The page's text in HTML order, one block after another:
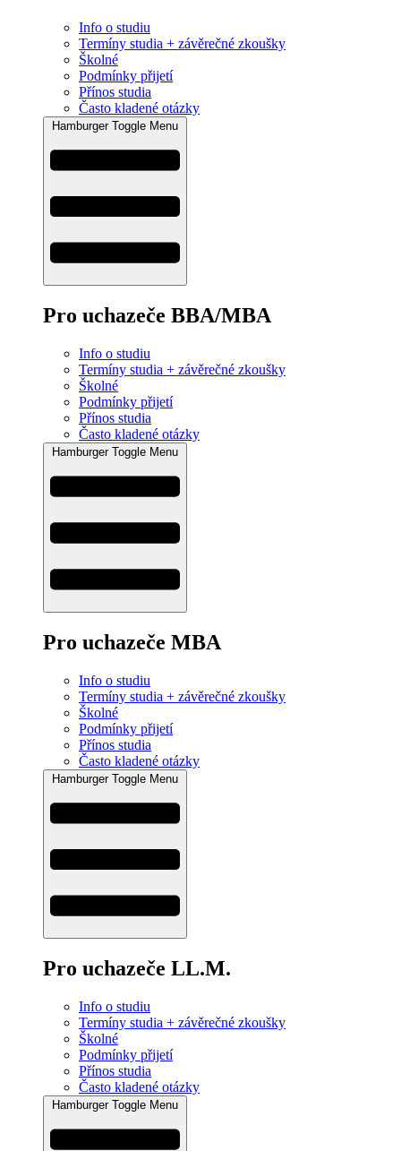
Info o studiu
Termíny studia + závěrečné zkoušky
Školné
Podmínky přijetí
Přínos studia
Často kladené otázky
Hamburger Toggle Menu
Pro uchazeče BBA/MBA
Info o studiu
Termíny studia + závěrečné zkoušky
Školné
Podmínky přijetí
Přínos studia
Často kladené otázky
Hamburger Toggle Menu
Pro uchazeče MBA
Info o studiu
Termíny studia + závěrečné zkoušky
Školné
Podmínky přijetí
Přínos studia
Často kladené otázky
Hamburger Toggle Menu
Pro uchazeče LL.M.
Info o studiu
Termíny studia + závěrečné zkoušky
Školné
Podmínky přijetí
Přínos studia
Často kladené otázky
Hamburger Toggle Menu